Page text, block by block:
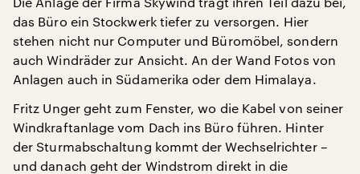
das Büro ein Stockwerk tiefer zu versorgen. Hier
stehen nicht nur Computer und Büromöbel, sondern
auch Windräder zur Ansicht. An der Wand Fotos von
Anlagen auch in Südamerika oder dem Himalaya.
Fritz Unger geht zum Fenster, wo die Kabel von seiner
Windkraftanlage vom Dach ins Büro führen. Hinter
der Sturmabschaltung kommt der Wechselrichter –
und danach geht der Windstrom direkt in die